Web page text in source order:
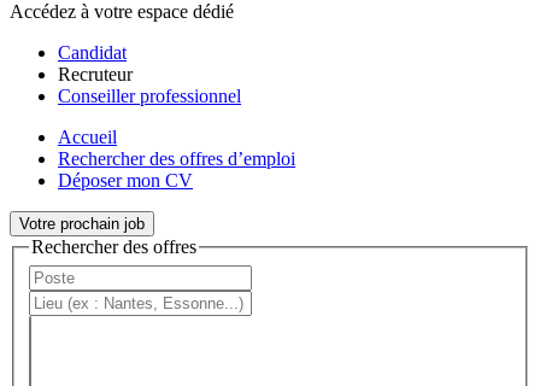
Accédez à votre espace dédié
Candidat
Recruteur
Conseiller professionnel
Accueil
Rechercher des offres d’emploi
Déposer mon CV
Votre prochain job
Rechercher des offres